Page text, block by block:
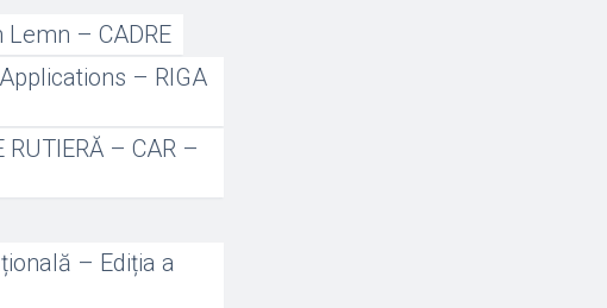
– CADRE
– RIGA
RUTIERĂ – CAR –
– Ediția a